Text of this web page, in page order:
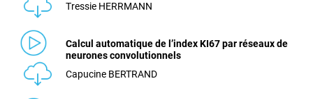
Tressie HERRMANN
Calcul automatique de l’index KI67 par réseaux de
neurones convolutionnels
Capucine BERTRAND